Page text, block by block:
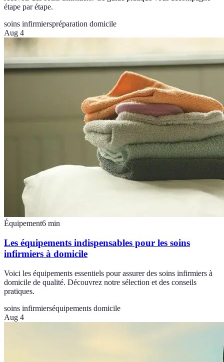
étape par étape.
soins infirmierspréparation domicile
Aug 4
Équipement6 min
Les équipements indispensables pour les soins
infirmiers à domicile
Voici les équipements essentiels pour assurer des soins infirmiers à
domicile de qualité. Découvrez notre sélection et des conseils
pratiques.
soins infirmierséquipements domicile
Aug 4